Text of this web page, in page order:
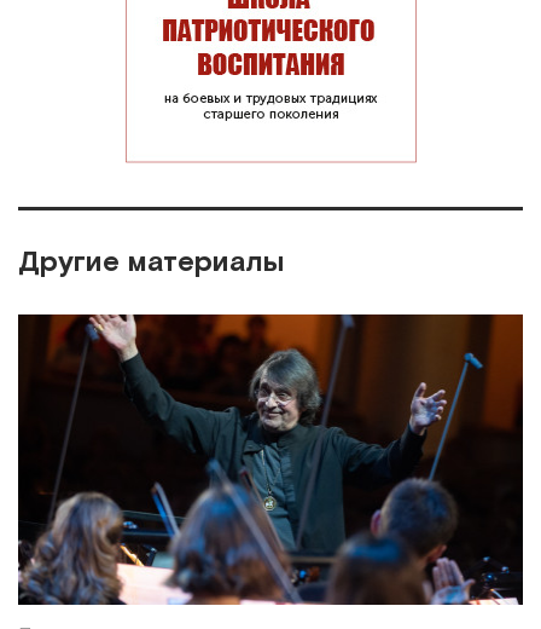
Другие материалы